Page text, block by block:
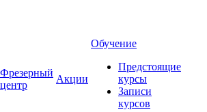
Фрезерный
центр
Акции
Обучение
Предстоящие
курсы
Записи
курсов